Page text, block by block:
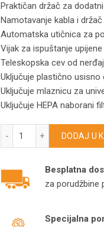
Praktičan držač za
Namotavanje kabla i
Automatska utičnica za
Vijak za ispuštanje upijene
Teleskopska cev od
Uključuje plastično
Uključuje mlaznicu za
Uključuje HEPA naborani
DODAJ U
Besplatna
za porudžbine
Specijalna